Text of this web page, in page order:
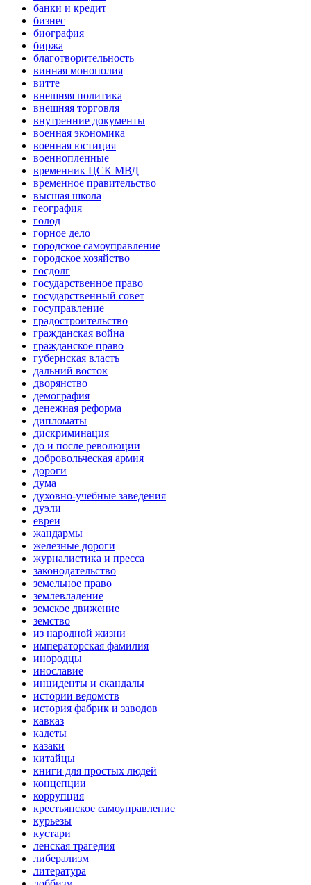
банки и кредит
бизнес
биография
биржа
благотворительность
винная монополия
витте
внешняя политика
внешняя торговля
внутренние документы
военная экономика
военная юстиция
военнопленные
временник ЦСК МВД
временное правительство
высшая школа
география
голод
горное дело
городское самоуправление
городское хозяйство
госдолг
государственное право
государственный совет
госуправление
градостроительство
гражданская война
гражданское право
губернская власть
дальний восток
дворянство
демография
денежная реформа
дипломаты
дискриминация
до и после революции
добровольческая армия
дороги
дума
духовно-учебные заведения
дуэли
евреи
жандармы
железные дороги
журналистика и пресса
законодательство
земельное право
землевладение
земское движение
земство
из народной жизни
императорская фамилия
инородцы
инославие
инциденты и скандалы
истории ведомств
история фабрик и заводов
кавказ
кадеты
казаки
китайцы
книги для простых людей
концепции
коррупция
крестьянское самоуправление
курьезы
кустари
ленская трагедия
либерализм
литература